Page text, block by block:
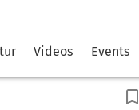
Videos Events